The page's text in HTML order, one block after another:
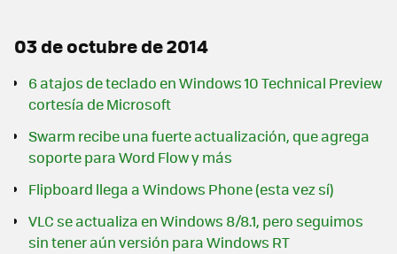
03 de octubre de 2014
6 atajos de teclado en Windows 10 Technical Preview
cortesía de Microsoft
Swarm recibe una fuerte actualización, que agrega
soporte para Word Flow y más
Flipboard llega a Windows Phone (esta vez sí)
VLC se actualiza en Windows 8/8.1, pero seguimos
sin tener aún versión para Windows RT